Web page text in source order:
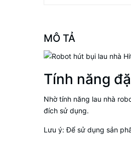
MÔ TẢ
Tính năng
Nhờ tính năng lau nhà
đích sử dụng.
Lưu ý: Để sử dụng sản